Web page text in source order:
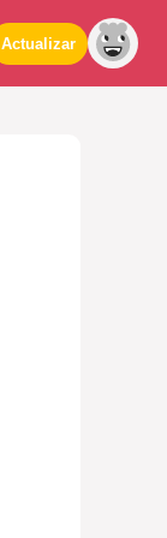
Actualizar